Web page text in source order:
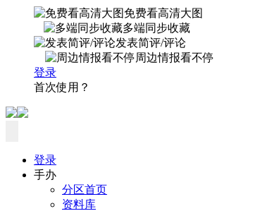
免费看高清大图
多端同步收藏
发表简评/评论
周边情报看不停
登录
首次使用？
登录
手办
分区首页
资料库